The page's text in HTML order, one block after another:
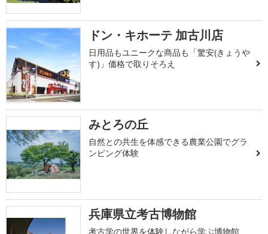
ドン・キホーテ 加古川店
日用品もユニークな商品も「驚安(きょうや
す)」価格で取りそろえ
みとろの丘
自然との共生を体感できる農業公園でグラ
ンピング体験
兵庫県立考古博物館
考古学の世界を体験しながら学ぶ博物館